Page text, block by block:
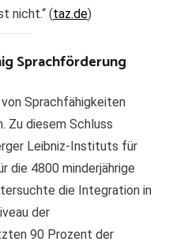
nicht.“ (taz.de)
Sprachförderung
Sprachfähigkeiten
Zu diesem Schluss
Leibniz-Instituts für
die 4800 minderjährige
die Integration in
der
90 Prozent der